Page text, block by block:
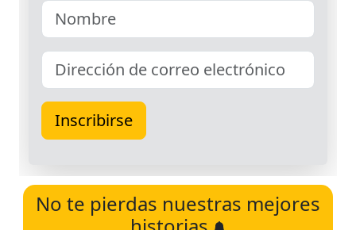
No te pierdas nuestras mejores